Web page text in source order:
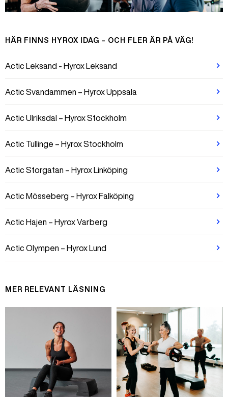
HÄR FINNS HYROX IDAG – OCH FLER ÄR PÅ VÄG!
Actic Leksand - Hyrox Leksand
Actic Svandammen – Hyrox Uppsala
Actic Ulriksdal – Hyrox Stockholm
Actic Tullinge – Hyrox Stockholm
Actic Storgatan – Hyrox Linköping
Actic Mösseberg – Hyrox Falköping
Actic Hajen – Hyrox Varberg
Actic Olympen – Hyrox Lund
MER RELEVANT LÄSNING